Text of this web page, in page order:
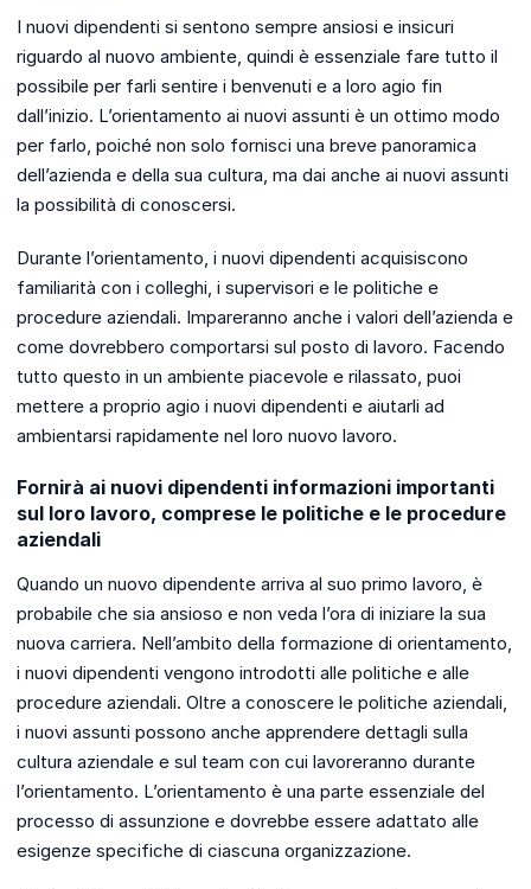
I nuovi dipendenti si sentono sempre ansiosi e insicuri
riguardo al nuovo ambiente, quindi è essenziale fare tutto il
possibile per farli sentire i benvenuti e a loro agio fin
dall’inizio. L’orientamento ai nuovi assunti è un ottimo modo
per farlo, poiché non solo fornisci una breve panoramica
dell’azienda e della sua cultura, ma dai anche ai nuovi assunti
la possibilità di conoscersi.
Durante l’orientamento, i nuovi dipendenti acquisiscono
familiarità con i colleghi, i supervisori e le politiche e
procedure aziendali. Impareranno anche i valori dell’azienda e
come dovrebbero comportarsi sul posto di lavoro. Facendo
tutto questo in un ambiente piacevole e rilassato, puoi
mettere a proprio agio i nuovi dipendenti e aiutarli ad
ambientarsi rapidamente nel loro nuovo lavoro.
Fornirà ai nuovi dipendenti informazioni importanti
sul loro lavoro, comprese le politiche e le procedure
aziendali
Quando un nuovo dipendente arriva al suo primo lavoro, è
probabile che sia ansioso e non veda l’ora di iniziare la sua
nuova carriera. Nell’ambito della formazione di orientamento,
i nuovi dipendenti vengono introdotti alle politiche e alle
procedure aziendali. Oltre a conoscere le politiche aziendali,
i nuovi assunti possono anche apprendere dettagli sulla
cultura aziendale e sul team con cui lavoreranno durante
l’orientamento. L’orientamento è una parte essenziale del
processo di assunzione e dovrebbe essere adattato alle
esigenze specifiche di ciascuna organizzazione.